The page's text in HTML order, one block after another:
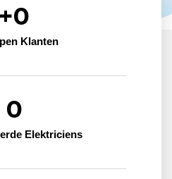
Klanten
+0
Elektriciens
0